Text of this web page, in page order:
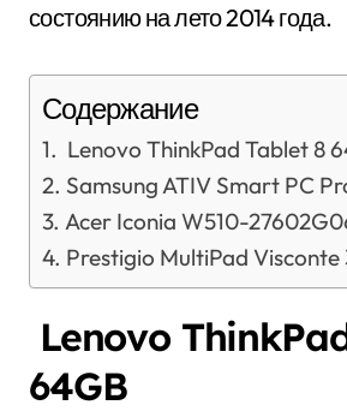
состоянию на лето 2014 года.
Содержание
Lenovo ThinkPad Tablet 8
Samsung ATIV Smart PC
Acer Iconia W510-
Prestigio MultiPad Visconte
Lenovo
64GB